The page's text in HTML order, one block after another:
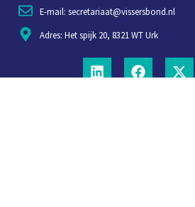
E-mail: secretariaat@vissersbond.nl
Adres: Het spijk 20, 8321 WT Urk